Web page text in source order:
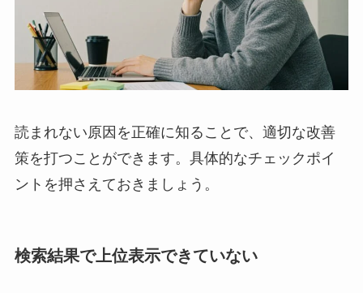
読まれない原因を正確に知ることで、適切な改善
策を打つことができます。具体的なチェックポイ
ントを押さえておきましょう。
検索結果で上位表示できていない